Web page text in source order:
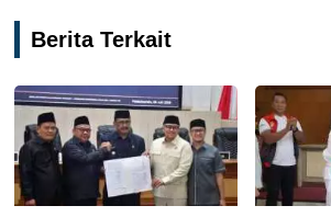
Berita Terkait